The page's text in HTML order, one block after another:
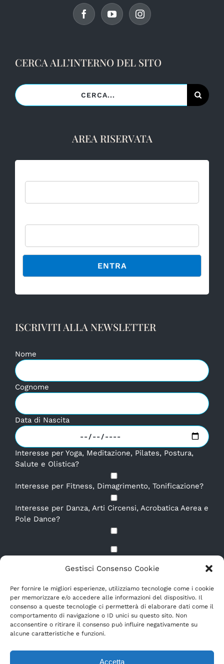
Gestisci Consenso Cookie
Per fornire le migliori esperienze, utilizziamo tecnologie come i cookie
per memorizzare e/o accedere alle informazioni del dispositivo. Il
consenso a queste tecnologie ci permetterà di elaborare dati come il
comportamento di navigazione o ID unici su questo sito. Non
acconsentire o ritirare il consenso può influire negativamente su
alcune caratteristiche e funzioni.
Accetta
CERCA ALL’INTERNO DEL SITO
Cerca
per:
AREA RISERVATA
ISCRIVITI ALLA NEWSLETTER
Nome
Cognome
Data di Nascita
Interesse per Yoga, Meditazione, Pilates, Postura,
Salute e Olistica?
Interesse per Fitness, Dimagrimento, Tonificazione?
Interesse per Danza, Arti Circensi, Acrobatica Aerea e
Pole Dance?